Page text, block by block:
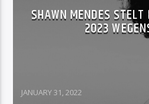
SHAWN MENDES
2023
JANUARY 31, 2022